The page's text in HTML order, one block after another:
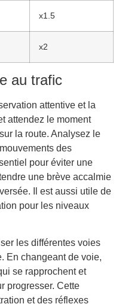
x1.5
x2
au trafic
attentive et la
attendez le moment
la route. Analysez le
des
pour éviter une
une brève accalmie
Il est aussi utile de
pour les niveaux
les différentes voies
En changeant de voie,
se rapprochent et
progresser. Cette
et des réflexes